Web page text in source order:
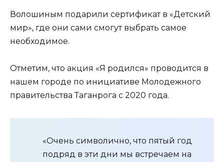
Волошиным подарили сертификат в «Детский
мир», где они сами смогут выбрать самое
необходимое.
Отметим, что акция «Я родился» проводится в
нашем городе по инициативе Молодежного
правительства Таганрога с 2020 года.
«Очень символично, что пятый год
подряд в эти дни мы встречаем на